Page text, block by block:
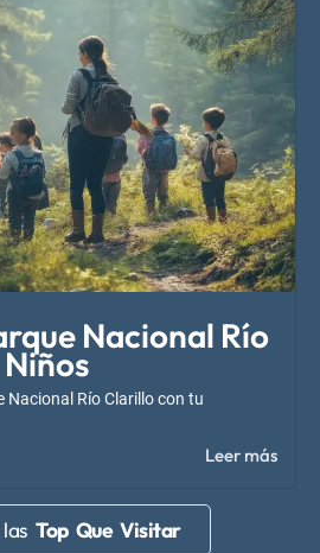
Nacional Río
Nacional Río Clarillo con tu
Leer más
Top Que Visitar